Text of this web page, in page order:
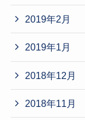
2019年2月
2019年1月
2018年12月
2018年11月